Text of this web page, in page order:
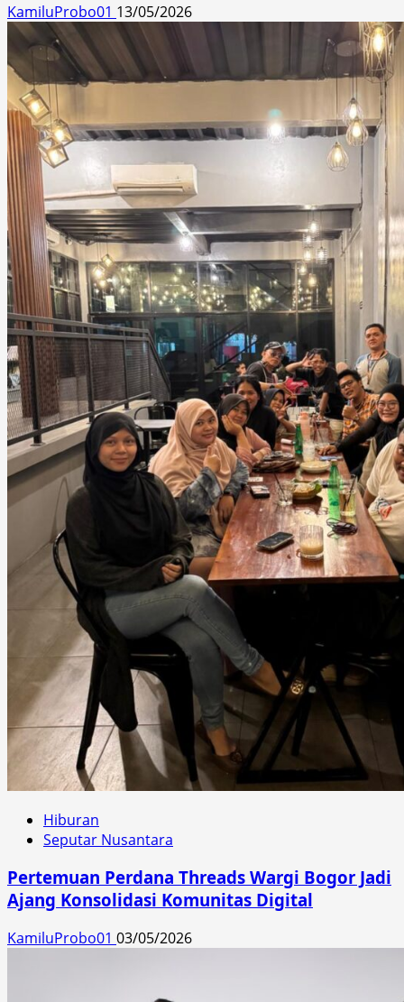
KamiluProbo01 13/05/2026
Hiburan
Seputar Nusantara
Pertemuan Perdana Threads Wargi Bogor Jadi
Ajang Konsolidasi Komunitas Digital
KamiluProbo01 03/05/2026